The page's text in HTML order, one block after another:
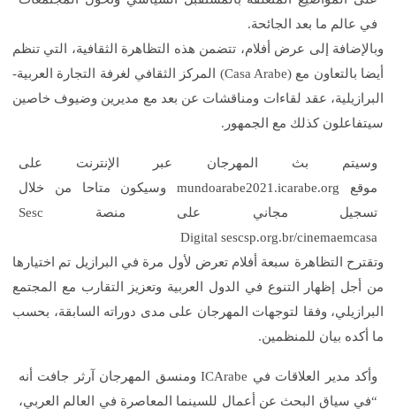
في عالم ما بعد الجائحة.
وبالإضافة إلى عرض أفلام، تتضمن هذه التظاهرة الثقافية، التي تنظم
أيضا بالتعاون مع (Casa Arabe) المركز الثقافي لغرفة التجارة العربية-
البرازيلية، عقد لقاءات ومناقشات عن بعد مع مديرين وضيوف خاصين
سيتفاعلون كذلك مع الجمهور.
وسيتم بث المهرجان عبر الإنترنت على
موقع mundoarabe2021.icarabe.orgوسيكون متاحا من خلال
تسجيل مجاني على منصة Sesc
Digital sescsp.org.br/cinemaemcasa
وتقترح التظاهرة سبعة أفلام تعرض لأول مرة في البرازيل تم اختيارها
من أجل إظهار التنوع في الدول العربية وتعزيز التقارب مع المجتمع
البرازيلي، وفقا لتوجهات المهرجان على مدى دوراته السابقة، بحسب
ما أكده بيان للمنظمين.
وأكد مدير العلاقات في ICArabe ومنسق المهرجان آرثر جافت أنه
“في سياق البحث عن أعمال للسينما المعاصرة في العالم العربي،